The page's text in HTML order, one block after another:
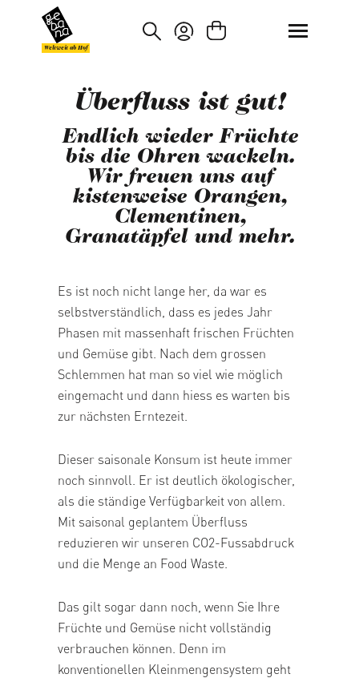
Hauptinhalt springen
Zur Suche springen
Weltweit ab Hof
Überfluss ist gut!
Endlich wieder Früchte
bis die Ohren wackeln.
Wir freuen uns auf
kistenweise Orangen,
Clementinen,
Granatäpfel und mehr.
Es ist noch nicht lange her, da war es
selbstverständlich, dass es jedes Jahr
Phasen mit massenhaft frischen Früchten
und Gemüse gibt. Nach dem grossen
Schlemmen hat man so viel wie möglich
eingemacht und dann hiess es warten bis
zur nächsten Erntezeit.
Dieser saisonale Konsum ist heute immer
noch sinnvoll. Er ist deutlich ökologischer,
als die ständige Verfügbarkeit von allem.
Mit saisonal geplantem Überfluss
reduzieren wir unseren CO2-Fussabdruck
und die Menge an Food Waste.
Das gilt sogar dann noch, wenn Sie Ihre
Früchte und Gemüse nicht vollständig
verbrauchen können. Denn im
konventionellen Kleinmengensystem geht